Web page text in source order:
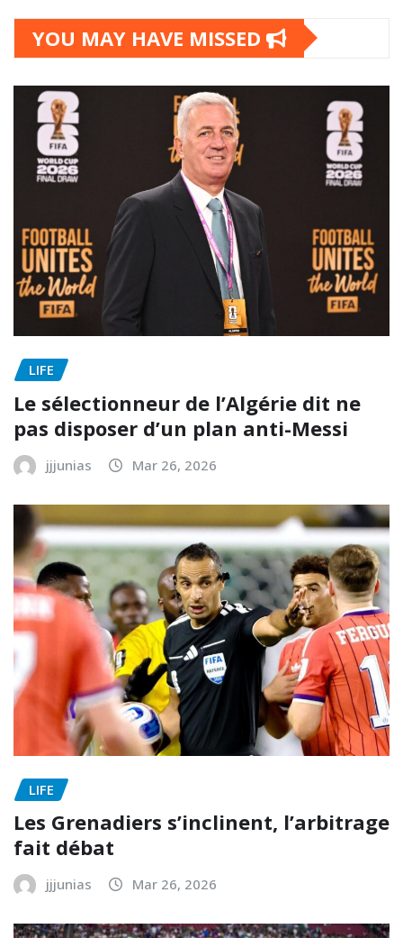
YOU MAY HAVE MISSED
LIFE
Le sélectionneur de l’Algérie dit ne
pas disposer d’un plan anti-Messi
jjjunias Mar 26, 2026
LIFE
Les Grenadiers s’inclinent, l’arbitrage
fait débat
jjjunias Mar 26, 2026